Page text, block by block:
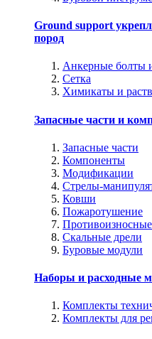
Ground support
пород
Анкерные болты
Сетка
Химикаты и
Запасные части и
Запасные части
Компоненты
Модификации
Стрелы-
Ковши
Пожаротушение
Скальные дрели
Буровые модули
Наборы и расходные
Комплекты
Комплекты для